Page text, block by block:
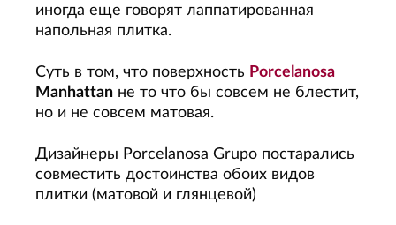
иногда еще говорят лаппатированная
напольная плитка.
Суть в том, что поверхность Porcelanosa
Manhattan не то что бы совсем не блестит,
но и не совсем матовая.
Дизайнеры Porcelanosa Grupo постарались
совместить достоинства обоих видов
плитки (матовой и глянцевой)